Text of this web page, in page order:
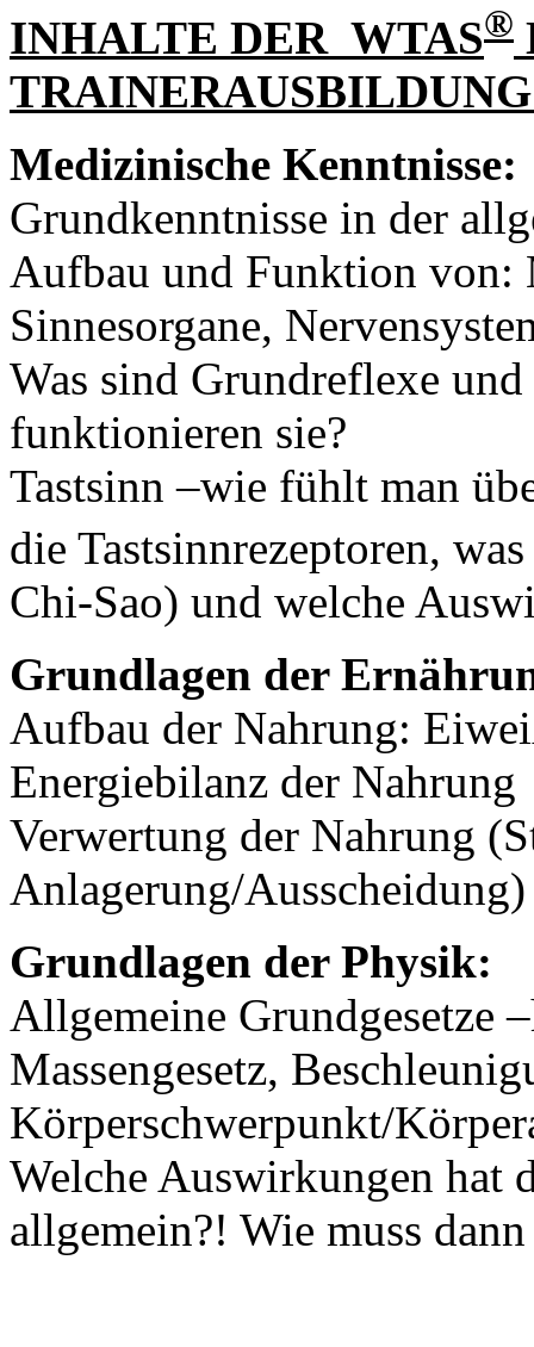
INHALTE DER WTAS®
Medizinische Kenntnisse:
Grundkenntnisse in der
Aufbau und Funktion von:
Sinnesorgane,
Was sind Grundreflexe
funktionieren sie?
Tastsinn –wie fühlt man
die Tastsinnrezeptoren,
Chi-Sao) und welche
Grundlagen der
Aufbau der Nahrung:
Energiebilanz der Nahrung
Verwertung der Nahrung
Anlagerung/
Grundlagen der Physik:
Allgemeine Grundgesetze
Massengesetz,
Körperschwerpunkt/
Welche Auswirkungen hat
allgemein?! Wie muss